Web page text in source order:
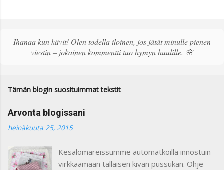
ä
e
t
t
i
Ihanaa kun kävit! Olen todella iloinen, jos jätät minulle pienen
viestin – jokainen kommentti tuo hymyn huulille. 🌸
Tämän blogin suosituimmat tekstit
Arvonta blogissani
heinäkuuta 25, 2015
Kesälomareissumme automatkoilla innostuin
virkkaamaan tällaisen kivan pussukan. Ohje